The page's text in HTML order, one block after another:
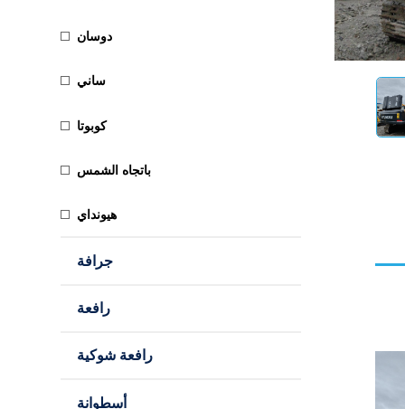
دوسان
ساني
كوبوتا
باتجاه الشمس
هيونداي
جرافة
رافعة
رافعة شوكية
أسطوانة